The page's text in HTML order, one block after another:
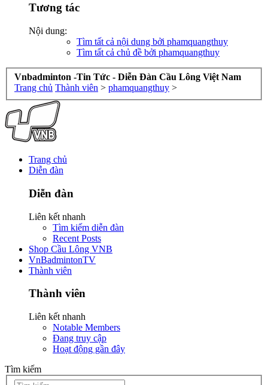
Tương tác
Nội dung:
Tìm tất cả nội dung bởi phamquangthuy
Tìm tất cả chủ đề bởi phamquangthuy
Vnbadminton -Tin Tức - Diễn Đàn Cầu Lông Việt Nam
Trang chủ Thành viên > phamquangthuy >
Trang chủ
Diễn đàn
Diễn đàn
Liên kết nhanh
Tìm kiếm diễn đàn
Recent Posts
Shop Cầu Lông VNB
VnBadmintonTV
Thành viên
Thành viên
Liên kết nhanh
Notable Members
Đang truy cập
Hoạt động gần đây
Tìm kiếm